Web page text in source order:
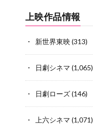
上映作品情報
新世界東映(313)
日劇シネマ (1,065)
日劇ローズ(146)
上六シネマ (1,071)